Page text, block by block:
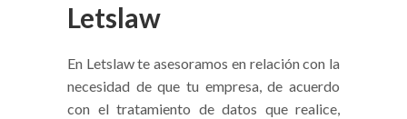
Letslaw
En Letslaw te asesoramos en relación con la
necesidad de que tu empresa, de acuerdo
con el tratamiento de datos que realice,